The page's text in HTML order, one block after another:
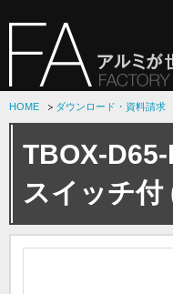
HOME ダウンロード・資料請求
TBOX-
スイッチ付